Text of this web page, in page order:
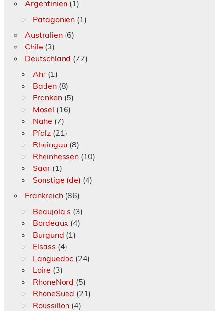
Argentinien(1)
Patagonien(1)
Australien(6)
Chile (3)
Deutschland (77)
Ahr(1)
Baden(8)
Franken(5)
Mosel (16)
Nahe (7)
Pfalz(21)
Rheingau (8)
Rheinhessen(10)
Saar(1)
Sonstige (de) (4)
Frankreich(86)
Beaujolais (3)
Bordeaux (4)
Burgund (1)
Elsass (4)
Languedoc(24)
Loire (3)
RhoneNord (5)
RhoneSued (21)
Roussillon(4)